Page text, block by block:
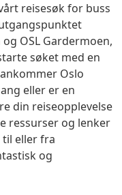
reisesøk for buss
OSL Gardermoen,
søket med en
Oslo
eller er en
din reiseopplevelse
ressurser og lenker
eller fra
og